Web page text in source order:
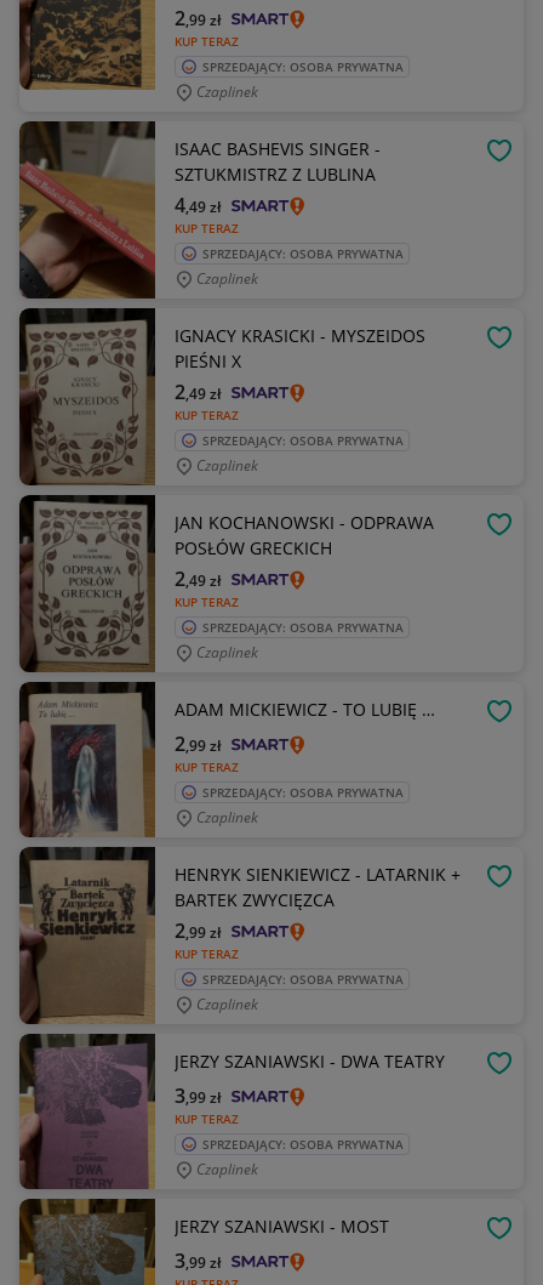
KUP TERAZ
2,99zł
SPRZEDAJĄCY: OSOBA PRYWATNA
Czaplinek
ISAAC BASHEVIS SINGER -
SZTUKMISTRZ Z LUBLINA
KUP TERAZ
4,49zł
SPRZEDAJĄCY: OSOBA PRYWATNA
Czaplinek
IGNACY KRASICKI - MYSZEIDOS
PIEŚNI X
KUP TERAZ
2,49zł
SPRZEDAJĄCY: OSOBA PRYWATNA
Czaplinek
JAN KOCHANOWSKI - ODPRAWA
POSŁÓW GRECKICH
KUP TERAZ
2,49zł
SPRZEDAJĄCY: OSOBA PRYWATNA
Czaplinek
ADAM MICKIEWICZ - TO LUBIĘ …
KUP TERAZ
2,99zł
SPRZEDAJĄCY: OSOBA PRYWATNA
Czaplinek
HENRYK SIENKIEWICZ - LATARNIK +
BARTEK ZWYCIĘZCA
KUP TERAZ
2,99zł
SPRZEDAJĄCY: OSOBA PRYWATNA
Czaplinek
JERZY SZANIAWSKI - DWA TEATRY
KUP TERAZ
3,99zł
SPRZEDAJĄCY: OSOBA PRYWATNA
Czaplinek
JERZY SZANIAWSKI - MOST
3,99zł